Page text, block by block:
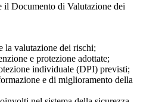
il Documento di Valutazione dei
la valutazione dei rischi;
e protezione adottate;
individuale (DPI) previsti;
e di miglioramento della